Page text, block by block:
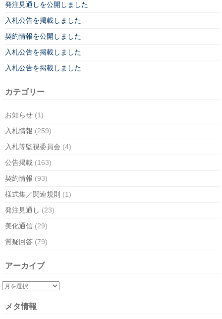
発注見通しを公開しました
入札公告を掲載しました
契約情報を公開しました
入札公告を掲載しました
入札公告を掲載しました
カテゴリー
お知らせ (1)
入札情報 (259)
入札等監視委員会 (4)
公告掲載 (163)
契約情報 (93)
様式集／関連規則 (1)
発注見通し (23)
美化通信 (29)
質疑回答 (79)
アーカイブ
メタ情報